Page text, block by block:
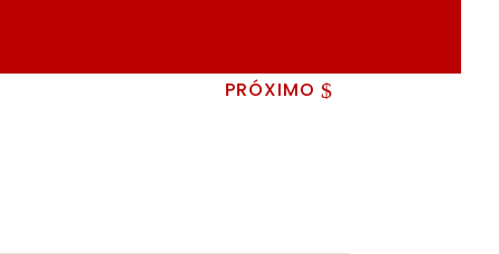
PRÓXIMO $